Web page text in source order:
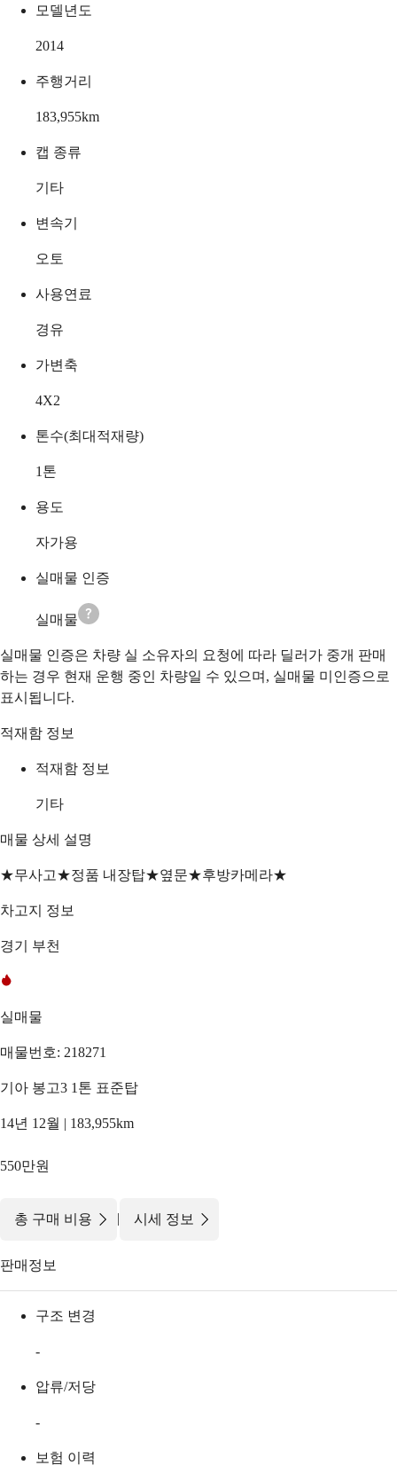
모델년도
2014
주행거리
183,955km
캡 종류
기타
변속기
오토
사용연료
경유
가변축
4X2
톤수(최대적재량)
1 톤
용도
자가용
실매물 인증
실매물
실매물 인증은 차량 실 소유자의 요청에 따라 딜러가 중개 판매
하는 경우 현재 운행 중인 차량일 수 있으며, 실매물 미인증으로
표시됩니다.
적재함 정보
적재함 정보
기타
매물 상세 설명
★무사고★정품 내장탑★옆문★후방카메라★
차고지 정보
경기 부천
실매물
매물번호: 218271
기아 봉고3 1톤 표준탑
14년 12월 | 183,955km
550만원
총 구매 비용 | 시세 정보
판매정보
구조 변경
-
압류/저당
-
보험 이력